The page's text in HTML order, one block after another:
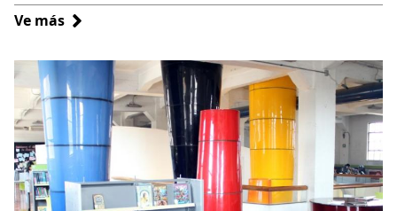
Ve más sobre
Infantil